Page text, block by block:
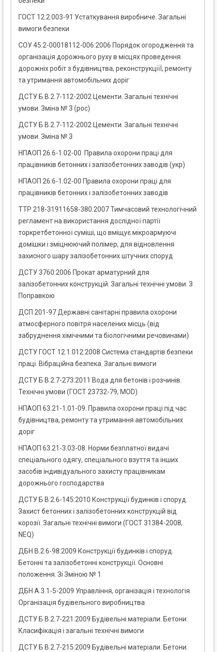
ГОСТ 12.2.003-91 Устаткування виробниче. Загальні
вимоги безпеки
СОУ 45.2-00018112-006:2006 Порядок огородження та
організація дорожнього руху в місцях проведення
дорожніх робіт з будівництва, реконструкціїЇ, ремонту
та утримання автомобільних доріг
ДСТУ Б В.2.7-112-2002 Цементи. Загальні технічні
умови. Зміна № 3 (рос)
ДСТУ Б В.2.7-112-2002 Цементи. Загальні технічні
умови. Зміна № 3
НПАОП 26.6-1.02-00. Правила охорони праці для
працівників бетонних і залізобетонних заводів (укр)
НПАОП 26.6-1.02-00 Правила охорони праці для
працівників бетонних і залізобетонних заводів
ТТР 218-31911658-380:2007 Тимчасовий технологічний
регламент на використання дослідної партії
торкретбетонної суміші, що вміщує мікроармуючі
домішки і зміцнюючий полімер, для відновлення
захисного шару залізобетонних штучних споруд
ДСТУ 3760:2006 Прокат арматурний для
залізобетонних конструкцій. Загальні технічні умови. З
Поправкою
ДСП 201-97 Державні санітарні правила охорони
атмосферного повітря населених місць (від
забруднення хімічними та біологічними речовинами)
ДСТУ ГОСТ 12.1.012:2008 Система стандартів безпеки
праці. Вібраційна безпека. Загальні вимоги
ДСТУ Б В.2.7-273:2011 Вода для бетонів і розчинів.
Технічні умови (ГОСТ 23732-79, MOD)
НПАОП 63.21-1.01-09. Правила охорони праці під час
будівництва, ремонту та утримання автомобільних
доріг
НПАОП 63.21-3.03-08. Норми безплатної видачі
спеціального одягу, спеціального взуття та інших
засобів індивідуального захисту працівникам
дорожнього господарства
ДСТУ Б В.2.6-145:2010 Конструкції будинків і споруд.
Захист бетонних і залізобетонних конструкцій від
корозії. Загальні технічні вимоги (ГОСТ 31384-2008,
NEQ)
ДБН В.2.6-98:2009 Конструкції будинків і споруд.
Бетонні та залізобетонні конструкції. Основні
положення. Зі Зміною № 1
ДБН А.3.1-5-2009 Управління, організація і технологія.
Організація будівельного виробництва
ДСТУ Б В.2.7-221:2009 Будівельні матеріали. Бетони.
Класифікація і загальні технічні вимоги
ДСТУ Б В.2.7-215:2009 Будівельні матеріали. Бетони.